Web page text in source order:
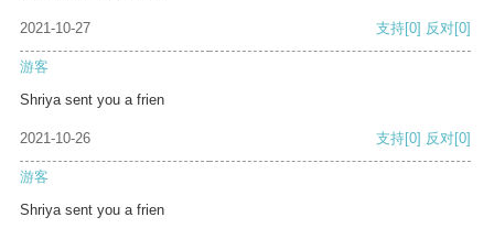
2021-10-27 支持[0] 反对[0]
游客
Shriya sent you a frien
2021-10-26 支持[0] 反对[0]
游客
Shriya sent you a frien